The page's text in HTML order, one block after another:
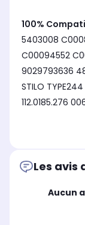
100%
5403008
C00094552
9029793636
STILO
112.0185.276
Les avis
Aucun